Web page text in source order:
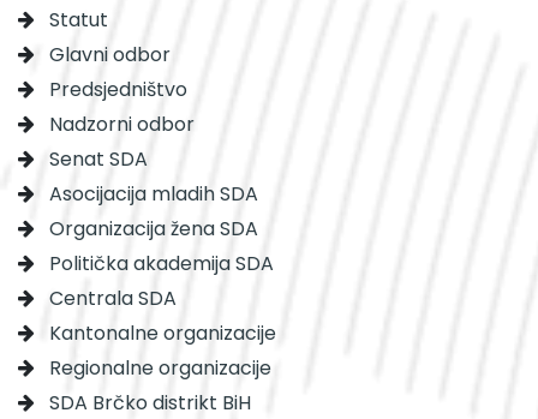
Statut
Glavni odbor
Predsjedništvo
Nadzorni odbor
Senat SDA
Asocijacija mladih SDA
Organizacija žena SDA
Politička akademija SDA
Centrala SDA
Kantonalne organizacije
Regionalne organizacije
SDA Brčko distrikt BiH